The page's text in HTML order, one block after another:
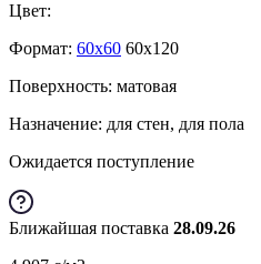
Цвет:
Формат: 60x60 60x120
Поверхность: матовая
Назначение: для стен, для пола
Ожидается поступление
Ближайшая поставка 28.09.26